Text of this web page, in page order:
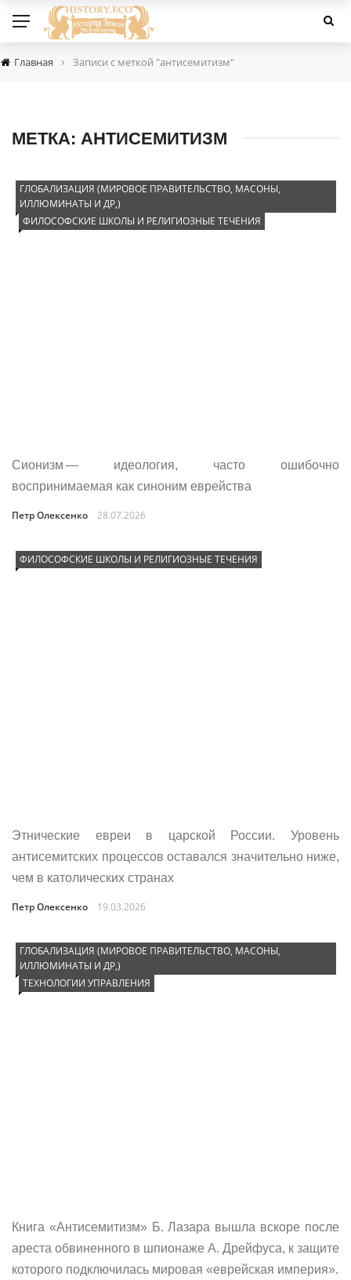
Главная › Записи с меткой "антисемитизм"
МЕТКА: АНТИСЕМИТИЗМ
ГЛОБАЛИЗАЦИЯ (МИРОВОЕ ПРАВИТЕЛЬСТВО, МАСОНЫ,
ИЛЛЮМИНАТЫ И ДР,)
ФИЛОСОФСКИЕ ШКОЛЫ И РЕЛИГИОЗНЫЕ ТЕЧЕНИЯ
Сионизм — идеология, часто ошибочно
воспринимаемая как синоним еврейства
Петр Олексенко 28.07.2026
ФИЛОСОФСКИЕ ШКОЛЫ И РЕЛИГИОЗНЫЕ ТЕЧЕНИЯ
Этнические евреи в царской России. Уровень
антисемитских процессов оставался значительно ниже,
чем в католических странах
Петр Олексенко 19.03.2026
ГЛОБАЛИЗАЦИЯ (МИРОВОЕ ПРАВИТЕЛЬСТВО, МАСОНЫ,
ИЛЛЮМИНАТЫ И ДР,)
ТЕХНОЛОГИИ УПРАВЛЕНИЯ
Книга «Антисемитизм» Б. Лазара вышла вскоре после
ареста обвиненного в шпионаже А. Дрейфуса, к защите
которого подключилась мировая «еврейская империя».